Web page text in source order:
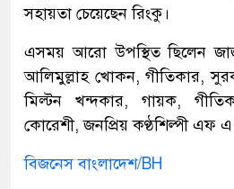
সহায়তা চেয়েছেন রিংকু।
এসময় আরো উপস্থিত ছিলেন জাজ
আলিমুল্লাহ খোকন, গীতিকার,
মিল্টন খন্দকার, গায়ক,
কোরেশী, জনপ্রিয় কণ্ঠশিল্পী এফ
বিজনেস বাংলাদেশ/BH